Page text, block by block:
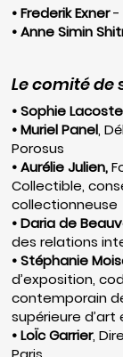
• Frederik Exner-
• Anne Simin
Le comité de
• Sophie Lacoste
• Muriel Panel,
Porosus
• Aurélie Julien,
Collectible,
collectionneuse
• Daria de
des relations
• Stéphanie
d’exposition,
contemporain
supérieure d’art
• LoÏc Garrier,